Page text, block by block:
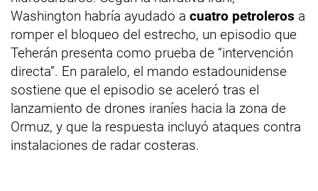
Washington habría ayudado a cuatro petroleros a
romper el bloqueo del estrecho, un episodio que
Teherán presenta como prueba de “intervención
directa”. En paralelo, el mando estadounidense
sostiene que el episodio se aceleró tras el
lanzamiento de drones iraníes hacia la zona de
Ormuz, y que la respuesta incluyó ataques contra
instalaciones de radar costeras.